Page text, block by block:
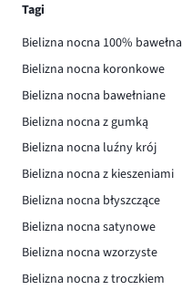
Tagi
Bielizna nocna 100% bawełna
Bielizna nocna koronkowe
Bielizna nocna bawełniane
Bielizna nocna z gumką
Bielizna nocna luźny krój
Bielizna nocna z kieszeniami
Bielizna nocna błyszczące
Bielizna nocna satynowe
Bielizna nocna wzorzyste
Bielizna nocna z troczkiem